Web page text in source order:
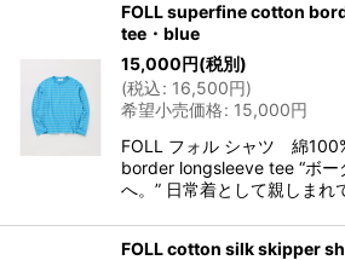
FOLL superfine cotton
tee・blue
15,000円(税別)
(税込: 16,500円)
希望小売価格: 15,000円
FOLL フォル シャツ 綿
border longsleeve tee “ボー
へ。” 日常着として親しまれ
FOLL cotton silk skipper